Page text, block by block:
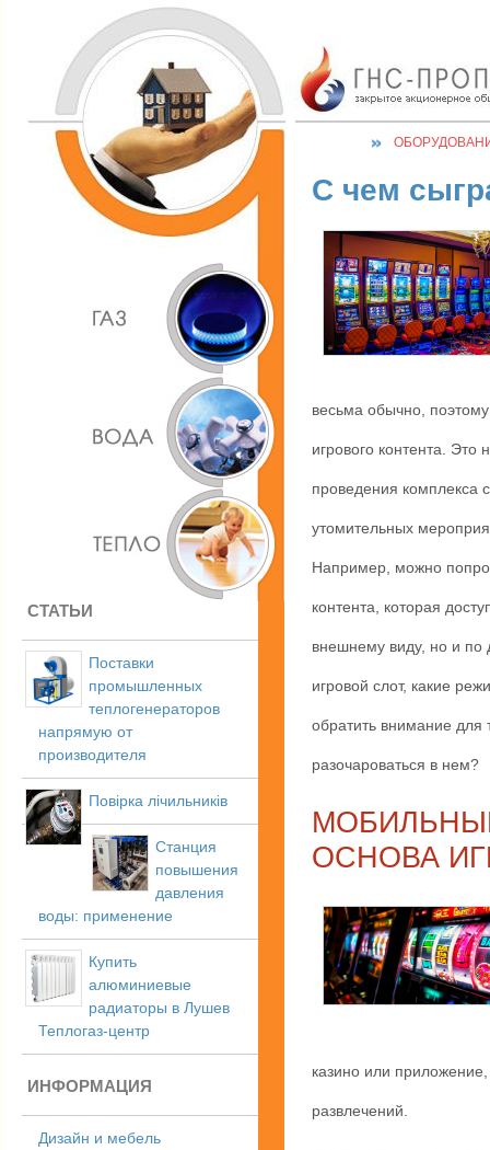
СТАТЬИ
Поставки
промышленных
теплогенераторов
напрямую от
производителя
Повірка лічильників
Станция
повышения
давления
воды: применение
Купить
алюминиевые
радиаторы в Лушев
Теплогаз-центр
ИНФОРМАЦИЯ
Дизайн и мебель
С чем
весьма обычно,
игрового контента. Это
проведения комплекса
утомительных
Например, можно
контента, которая
внешнему виду, но и по
игровой слот, какие
обратить внимание для
разочароваться в нем?
ОСНОВА
казино или
развлечений.